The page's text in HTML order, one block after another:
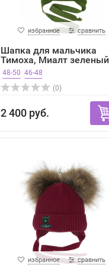
избранное сравнить
Шапка для мальчика
Тимоха, Миалт
зима
48-50 46-48
(0)
2 400 руб.
избранное сравнить